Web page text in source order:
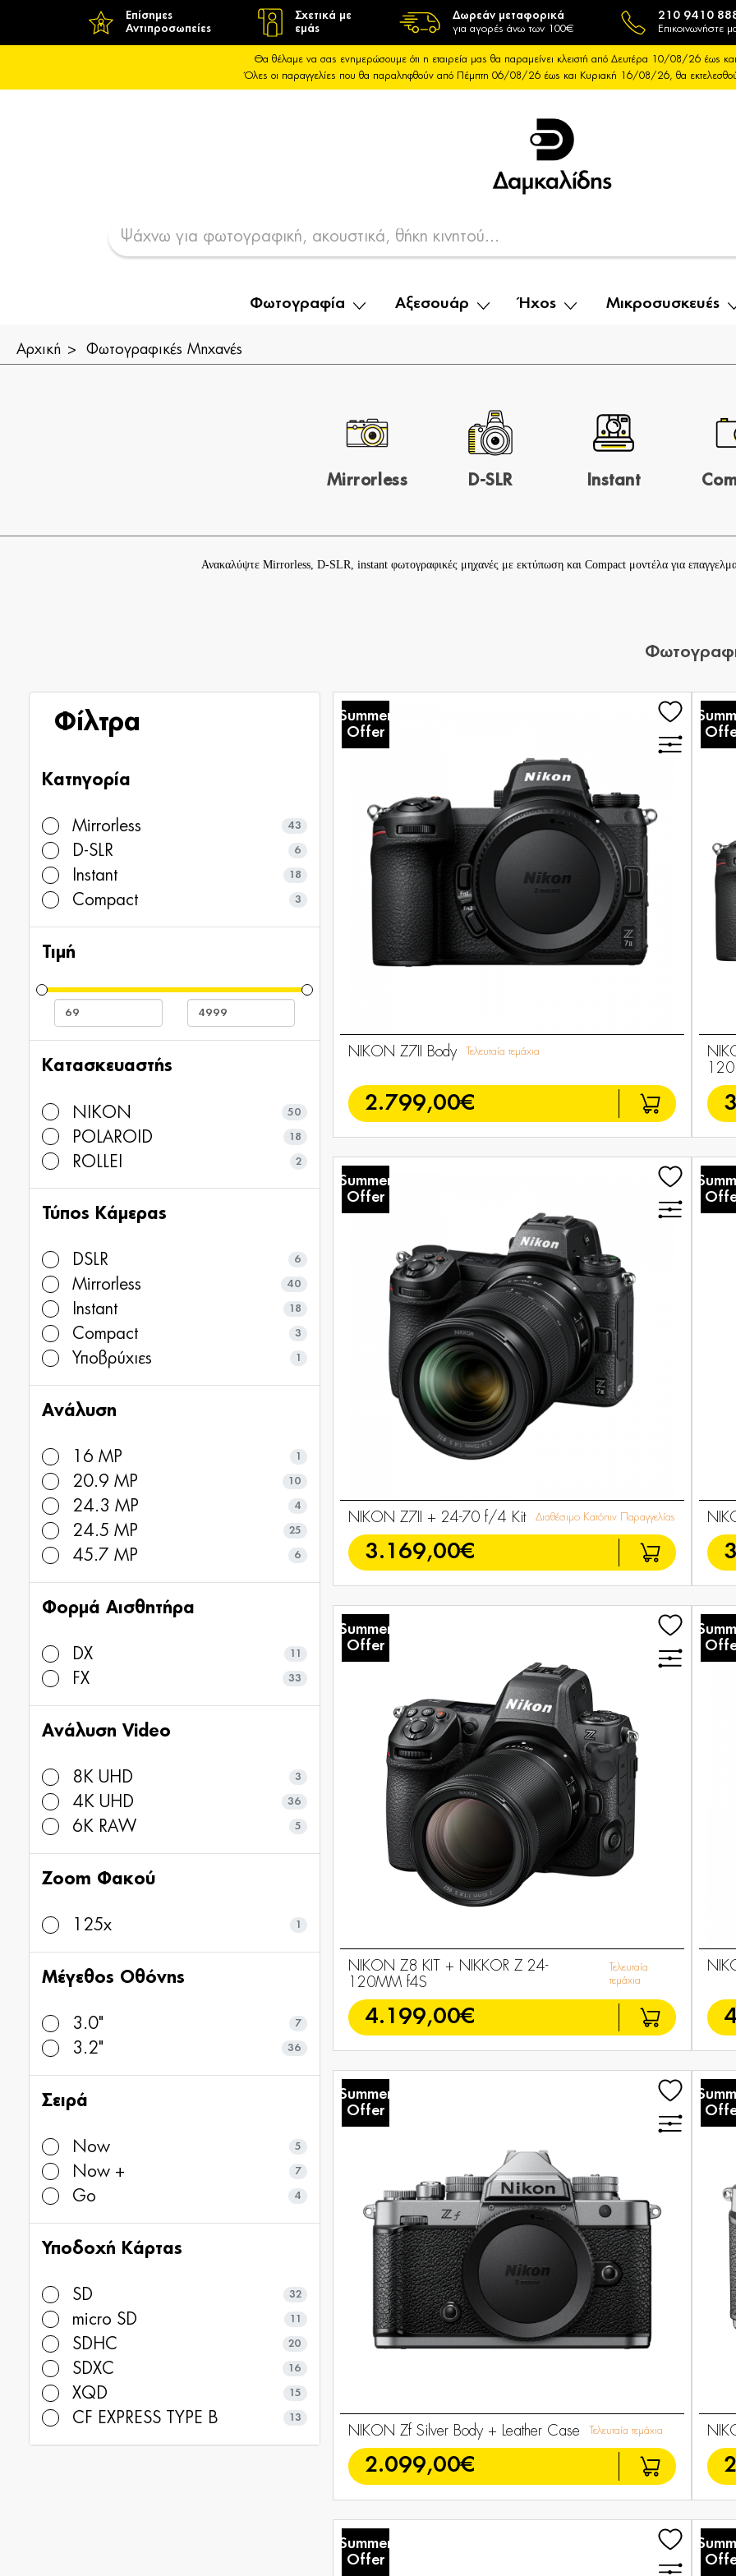
Επίσημες
Αντιπροσωπείες
Σχετικά με
εμάς
Δωρεάν μεταφορικά
για αγορές άνω των 100€
210 9410
Επικοινωνήστε
Θα θέλαμε να σας ενημερώσουμε ότι η εταιρεία μας θα παραμείνει κλειστή από Δευτέρα 10/08/26
Όλες οι παραγγελίες που θα παραληφθούν από Πέμπτη 06/08/26 έως και Κυριακή 16/08/26, θα
Φωτογραφία Αξεσουάρ Ήχος Μικροσυσκευές
Αρχική Φωτογραφικές Μηχανές
Mirrorless D-SLR Instant
Ανακαλύψτε Mirrorless D-SLR instant φωτογραφικές μηχανές με εκτύπωση και Compact μοντέλα για
Φίλτρα
Κατηγορία
Mirrorless 43
D-SLR 6
Instant 18
Compact 3
Τιμή
Κατασκευαστής
NIKON 50
POLAROID 18
ROLLEI 2
Τύπος Κάμερας
DSLR 6
Mirrorless 40
Instant 18
Compact 3
Υποβρύχιες 1
Ανάλυση
16 MP 1
20.9 MP 10
24.3 MP 4
24.5 MP 25
45.7 MP 6
Φορμά Αισθητήρα
DX 11
FX 33
Ανάλυση Video
8K UHD 3
4K UHD 36
6K RAW 5
Zoom Φακού
125x 1
Μέγεθος Οθόνης
3.0" 7
3.2" 36
Σειρά
Now 5
Now + 7
Go 4
Υποδοχή Kάρτας
SD 32
micro SD 11
SDHC 20
SDXC 16
XQD 15
CF EXPRESS TYPE B 13
Summer
Offer
NIKON Z7II Body Τελευταία τεμάχια
2.799,00€
Summer
Offer
NIKON Z7II + 24-70 f/4 Kit Διαθέσιμο Κατόπιν Παραγγελίας
3.169,00€
Summer
Offer
NIKON Z8 KIT + NIKKOR Z 24-
120MM f4S
Τελευταία
τεμάχια
4.199,00€
Summer
Offer
NIKON Zf Silver Body + Leather Case Τελευταία τεμάχια
2.099,00€
Summer
Offer